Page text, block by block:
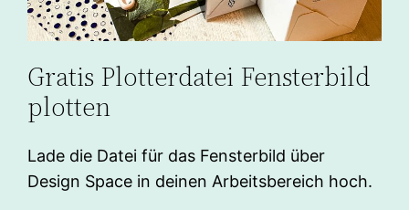
Gratis Plotterdatei Fensterbild
plotten
Lade die Datei für das Fensterbild über
Design Space in deinen Arbeitsbereich hoch.